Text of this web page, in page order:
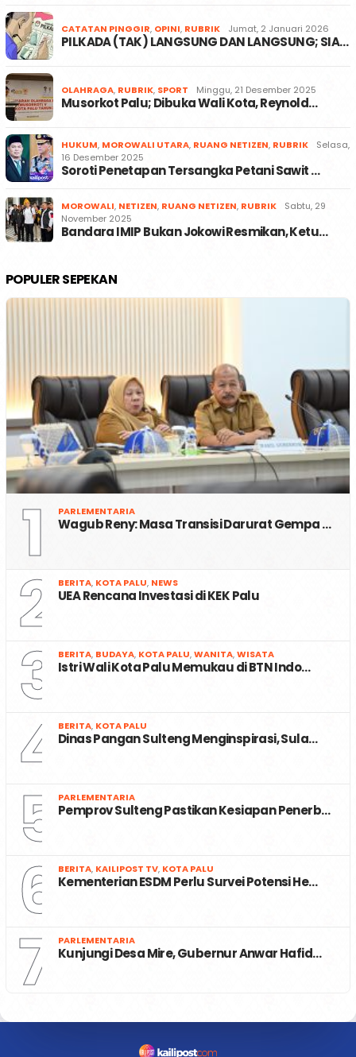
CATATAN PINGGIR, OPINI, RUBRIK Jumat, 2 Januari 2026
PILKADA (TAK) LANGSUNG DAN LANGSUNG; SIA…
OLAHRAGA, RUBRIK, SPORT Minggu, 21 Desember 2025
Musorkot Palu; Dibuka Wali Kota, Reynold…
HUKUM, MOROWALI UTARA, RUANG NETIZEN, RUBRIK
Selasa,
16 Desember 2025
Soroti Penetapan Tersangka Petani Sawit …
MOROWALI, NETIZEN, RUANG NETIZEN, RUBRIK
Sabtu, 29
November 2025
Bandara IMIP Bukan Jokowi Resmikan, Ketu…
POPULER SEPEKAN
1 PARLEMENTARIA
Wagub Reny: Masa Transisi Darurat Gempa …
2 BERITA, KOTA PALU, NEWS
UEA Rencana Investasi di KEK Palu
3 BERITA, BUDAYA, KOTA PALU,WANITA,WISATA
Istri Wali Kota Palu Memukau di BTN Indo…
4 BERITA, KOTA PALU
Dinas Pangan Sulteng Menginspirasi, Sula…
5 PARLEMENTARIA
Pemprov Sulteng Pastikan Kesiapan Penerb…
6 BERITA, KAILIPOST TV, KOTA PALU
Kementerian ESDM Perlu Survei Potensi He…
7 PARLEMENTARIA
Kunjungi Desa Mire, Gubernur Anwar Hafid…